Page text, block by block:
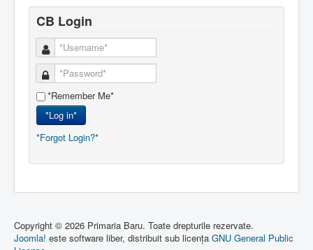
CB Login
*Remember Me*
*Log in*
*Forgot Login?*
Copyright © 2026 Primaria Baru. Toate drepturile rezervate.
Joomla! este software liber, distribuit sub licența GNU General Public